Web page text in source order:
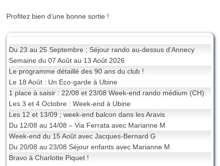
Profitez bien d’une bonne sortie !
Du 23 au 25 Septembre ; Séjour rando au-dessus d’Annecy
Semaine du 07 Août au 13 Août 2026
Le programme détaillé des 90 ans du club !
Le 18 Août : Un Eco-garde à Ubine
1 place à saisir : 22/08 et 23/08 Week-end rando médium (CH)
Les 3 et 4 Octobre : Week-end à Ubine
Les 12 et 13/09 ; week-end balcon dans les Aravis
Du 12/08 au 14/08 – Via Ferrata avec Marianne M
Week-end du 15 Août avec Jacques-Bernard G
Du 20/08 au 23/08 Séjour enfants avec Marianne M
Bravo à Charlotte Piquet !